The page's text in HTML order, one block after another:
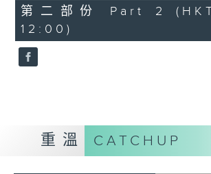
49
minutes,
36
seconds
第二部份 Part 2
12:00)
重溫 CATCHUP